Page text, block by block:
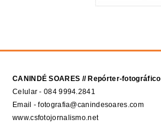
CANINDÉ SOARES // Repórter-fotográfico
Celular - 084 9994.2841
Email - fotografia@canindesoares.com
www.csfotojornalismo.net